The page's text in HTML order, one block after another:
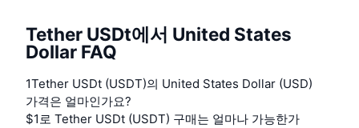
Tether USDt에서 United States
Dollar FAQ
1Tether USDt (USDT)의 United States Dollar (USD)
가격은 얼마인가요?
$1로 Tether USDt (USDT) 구매는 얼마나 가능한가